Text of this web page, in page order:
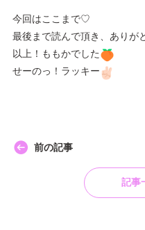
今回はここまで♡
最後まで読んで頂き、ありが
以上！ももかでした
せーのっ！ラッキー
前の記事
記事